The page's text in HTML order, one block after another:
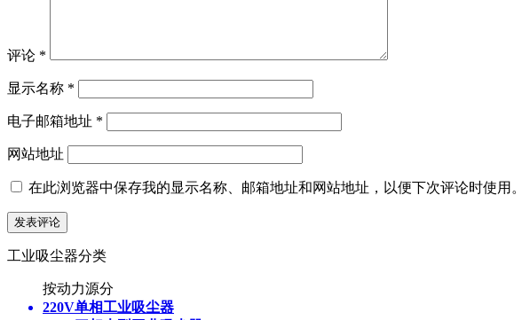
评论 *
显示名称 *
电子邮箱地址 *
网站地址
在此浏览器中保存我的显示名称、邮箱地址和网站地址，以便下次评论时使用。
工业吸尘器分类
按动力源分
220V单相工业吸尘器